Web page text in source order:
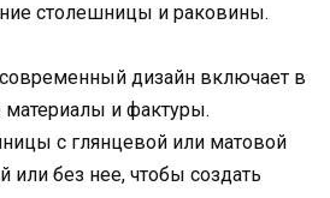
столешницы и раковины.
дизайн включает в
материалы и фактуры.
с глянцевой или матовой
или без нее, чтобы создать